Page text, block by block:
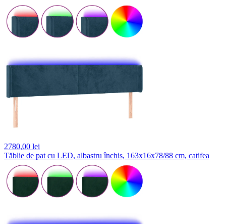
2780,00 lei
Tăblie de pat cu LED, albastru închis, 163x16x78/88 cm, catifea